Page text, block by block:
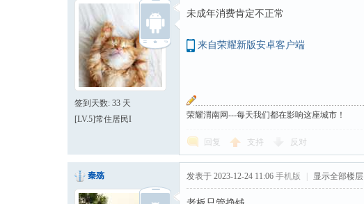
签到天数: 33 天
[LV.5]常住居民I
未成年消费肯定不正常
来自荣耀新版安卓客户端
荣耀渭南网---每天我们都在影响这座城市！
回复 支持 反对
秦殇 发表于 2023-12-24 11:06 手机版 显示全部楼层